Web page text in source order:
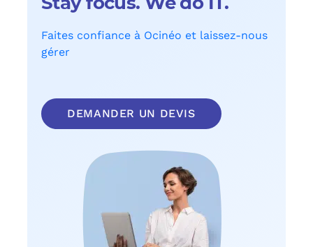
Faites confiance à Ocinéo et laissez-nous
gérer
DEMANDER UN DEVIS